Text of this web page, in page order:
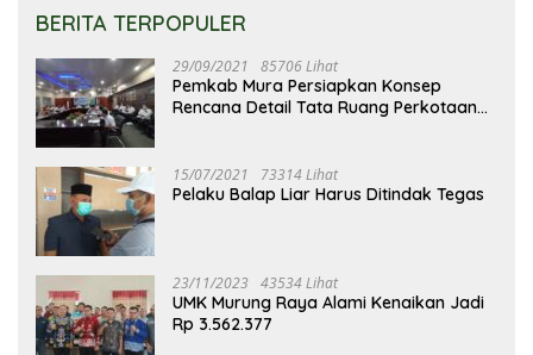
BERITA TERPOPULER
29/09/2021 85706 Lihat
Pemkab Mura Persiapkan Konsep
Rencana Detail Tata Ruang Perkotaan
15/07/2021 73314 Lihat
Pelaku Balap Liar Harus Ditindak Tegas
23/11/2023 43534 Lihat
UMK Murung Raya Alami Kenaikan Jadi
Rp 3.562.377